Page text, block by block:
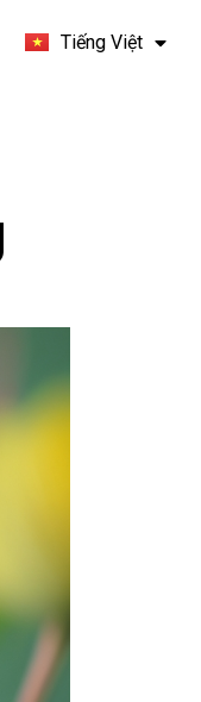
Tiếng Việt
Français